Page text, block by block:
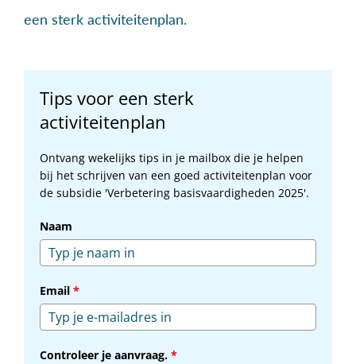
een sterk activiteitenplan.
Tips voor een sterk
activiteitenplan
Ontvang wekelijks tips in je mailbox die je helpen
bij het schrijven van een goed activiteitenplan voor
de subsidie 'Verbetering basisvaardigheden 2025'.
Naam
Email*
Controleer je aanvraag.*